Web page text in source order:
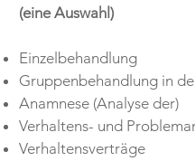
(eine Auswahl)
Einzelbehandlung
Gruppenbehandlung in
Anamnese (Analyse der)
Verhaltens- und
Verhaltensverträge